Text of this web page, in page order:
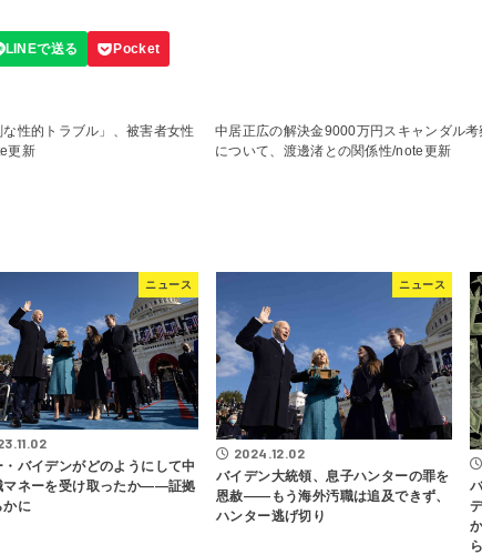
性的トラブル」、被害者女性
更新
中居正広の解決金9000万円スキャンダル
について、渡邊渚との関係性/note更新
ニュース
・バイデンがどのようにして中
マネーを受け取ったか――証拠
かに
ニュース
2024.12.02
バイデン大統領、息子ハンターの罪を
恩赦――もう海外汚職は追及できず、
ハンター逃げ切り